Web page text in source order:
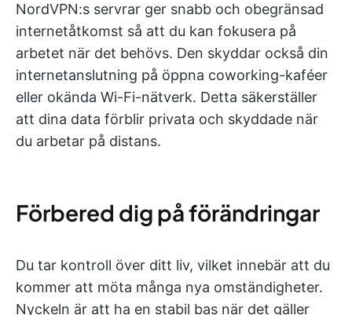
NordVPN:s servrar ger snabb och obegränsad
internetåtkomst så att du kan fokusera på
arbetet när det behövs. Den skyddar också din
internetanslutning på öppna coworking-kaféer
eller okända Wi-Fi-nätverk. Detta säkerställer
att dina data förblir privata och skyddade när
du arbetar på distans.
Förbered dig på förändringar
Du tar kontroll över ditt liv, vilket innebär att du
kommer att möta många nya omständigheter.
Nyckeln är att ha en stabil bas när det gäller